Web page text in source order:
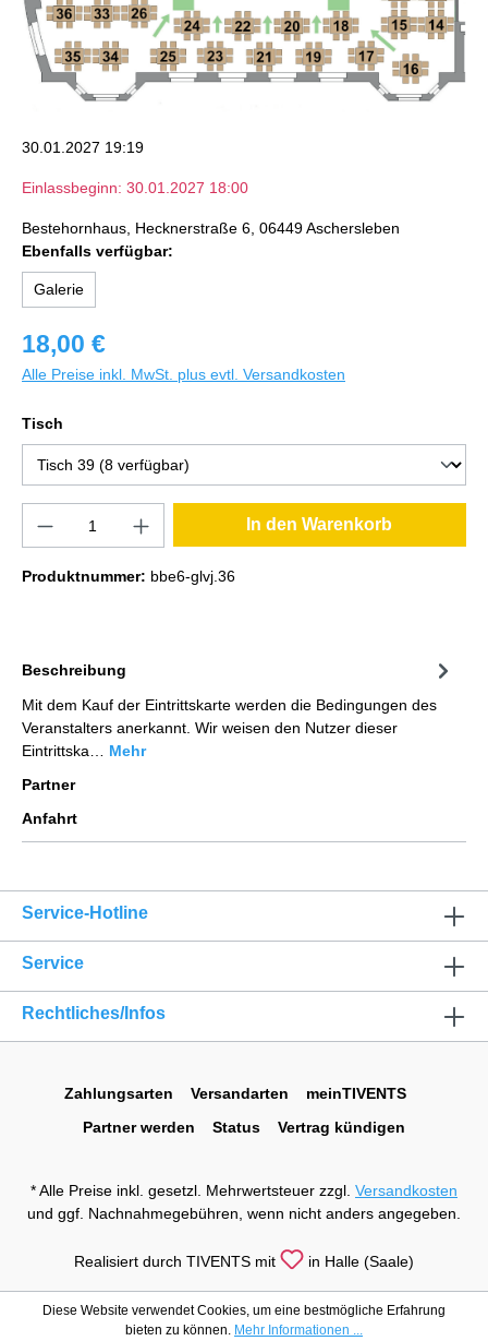
30.01.2027 19:19
Einlassbeginn: 30.01.2027 18:00
Bestehornhaus, Hecknerstraße 6, 06449 Aschersleben
Ebenfalls verfügbar:
Galerie
18,00 €
Alle Preise inkl. MwSt. plus evtl. Versandkosten
Tisch
In den Warenkorb
Produktnummer: bbe6-glvj.36
Beschreibung
Mit dem Kauf der Eintrittskarte werden die Bedingungen des
Veranstalters anerkannt. Wir weisen den Nutzer dieser
Eintrittska… Mehr
Partner
Anfahrt
Service-Hotline
Service
Rechtliches/Infos
Zahlungsarten Versandarten
meinTIVENTS
Partner werden
Status Vertrag kündigen
* Alle Preise inkl. gesetzl. Mehrwertsteuer zzgl. Versandkosten
und ggf. Nachnahmegebühren, wenn nicht anders angegeben.
Realisiert durch TIVENTS mit in Halle (Saale)
Diese Website verwendet Cookies, um eine bestmögliche Erfahrung
bieten zu können. Mehr Informationen ...